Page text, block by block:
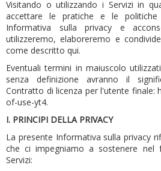
Visitando o utilizzando i Servizi in
accettare le pratiche e le politiche
Informativa sulla privacy e
utilizzeremo, elaboreremo e
come descritto qui.
Eventuali termini in maiuscolo
senza definizione avranno il
Contratto di licenza per l'utente finale:
of-use-yt4.
I. PRINCIPI DELLA PRIVACY
La presente Informativa sulla privacy
che ci impegniamo a sostenere nel
Servizi: